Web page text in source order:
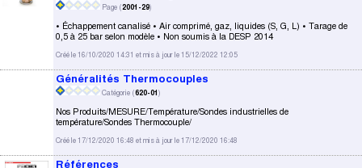
Page (2001-29)
• Échappement canalisé • Air comprimé, gaz, liquides (S, G, L) • Tarage de
0,5 à 25 bar selon modèle • Non soumis à la DESP 2014
Créé le 16/10/2020 14:31 et mis à jour le 15/12/2022 12:05
Généralités Thermocouples
Catégorie (620-01 )
Nos Produits/MESURE/Température/Sondes industrielles de
température/Sondes Thermocouple/
Créé le 17/12/2020 16:48 et mis à jour le 17/12/2020 16:48
Références